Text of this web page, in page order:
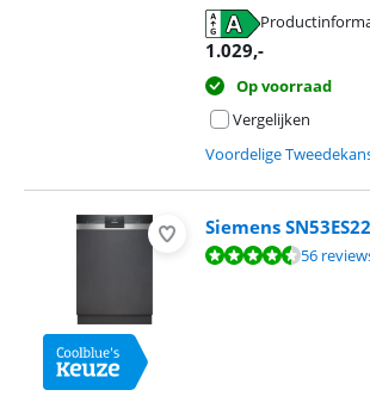
1.029,-
Op voorraad
Vergelijken
Voordelige
Siemens
Beoordeling is 9,0 van de 10, gebaseerd op 56
56